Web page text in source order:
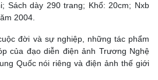
Sách dày 290 trang; Khổ: 20cm; Nxb
2004.
đời và sự nghiệp, những tác phẩm
của đạo diễn điện ảnh Trương Nghệ
Quốc nói riêng và điện ảnh thế giới